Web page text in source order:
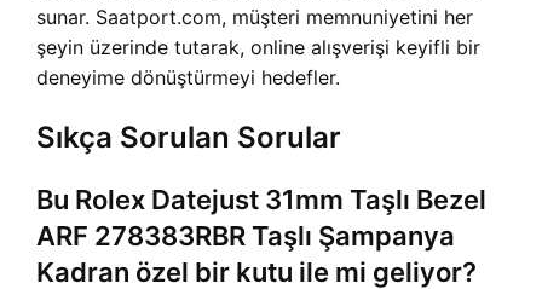
sunar. Saatport.com, müşteri memnuniyetini her
şeyin üzerinde tutarak, online alışverişi keyifli bir
deneyime dönüştürmeyi hedefler.
Sıkça Sorulan Sorular
Bu Rolex Datejust 31mm Taşlı Bezel
ARF 278383RBR Taşlı Şampanya
Kadran özel bir kutu ile mi geliyor?